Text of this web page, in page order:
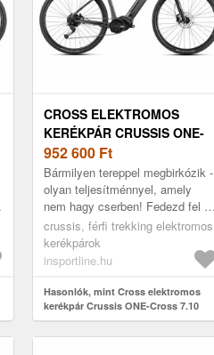
CROSS ELEKTROMOS
KERÉKPÁR CRUSSIS ONE-
CROSS 7.10 720WH 28" -
2025
952 600 Ft
Bármilyen tereppel megbirkózik -
olyan teljesítménnyel, amely
nem hagy cserben! Fedezd fel a
világot a Crussis ONE-Cross
7.10 elektromos kerékpárra...
crussis, férfi trekking elektromos
kerékpárok
insportline.hu
Hasonlók, mint Cross elektromos
kerékpár Crussis ONE-Cross 7.10
720Wh 28" - 2025